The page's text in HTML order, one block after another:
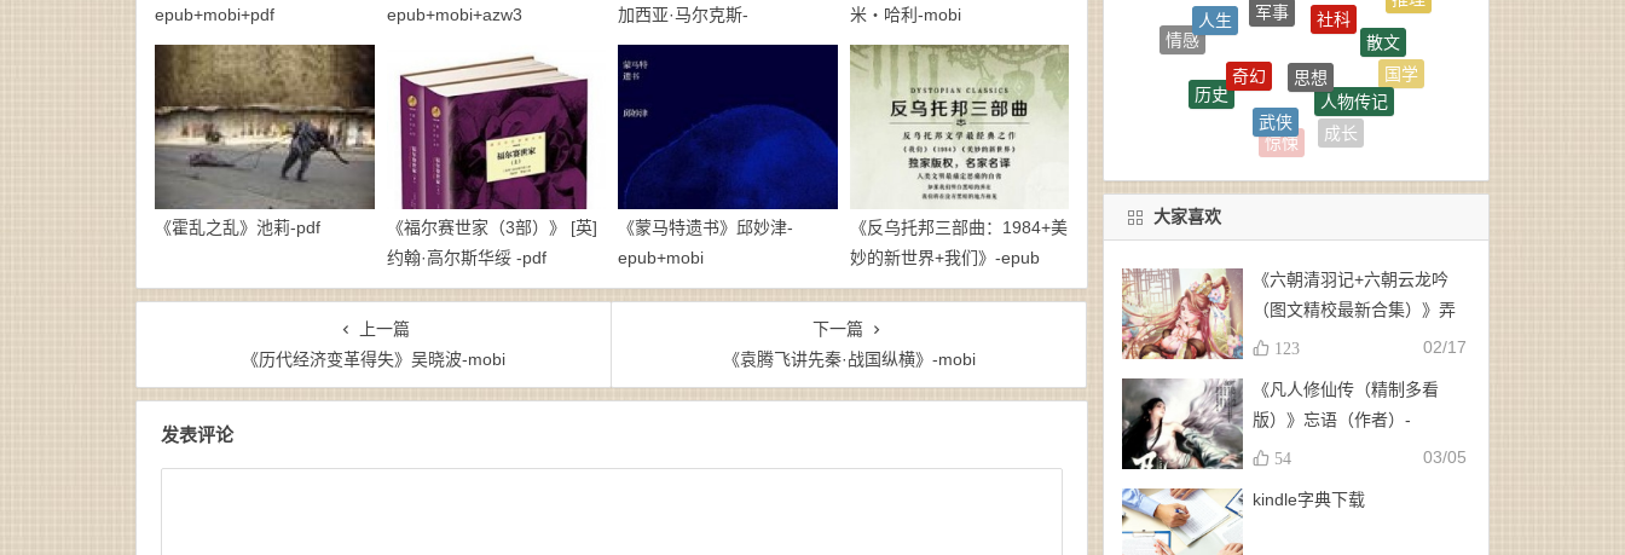
epub+mobi+pdf
epub+mobi+azw3
加西亚·马尔克斯-
epub+mobi+azw3
米・哈利-mobi
《霍乱之乱》池莉-pdf
《福尔赛世家（3部）》 [英]
约翰·高尔斯华绥 -pdf
《蒙马特遗书》邱妙津-
epub+mobi
《反乌托邦三部曲：1984+美
妙的新世界+我们》-epub
上一篇
《历代经济变革得失》吴晓波-mobi
下一篇
《袁腾飞讲先秦·战国纵横》-mobi
发表评论
情感
散文
国学
人物
思维
奇幻
思想
人物传记
成长
惊悚
武侠
大家喜欢
《六朝清羽记+六朝云龙吟
（图文精校最新合集）》弄
玉、龙璇（作者）-
123 02/17
《凡人修仙传（精制多看
版）》忘语（作者）-
epub+mobi
54 03/05
kindle字典下载